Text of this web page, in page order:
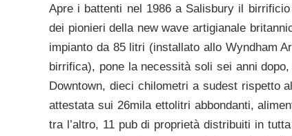
Apre i battenti nel 1986 a Salisbury il
dei pionieri della new wave artigianale
impianto da 85 litri (installato allo Wyndham
birrifica), pone la necessità soli sei anni
Downtown, dieci chilometri a sudest rispetto
attestata sui 26mila ettolitri abbondanti,
tra l’altro, 11 pub di proprietà distribuiti in